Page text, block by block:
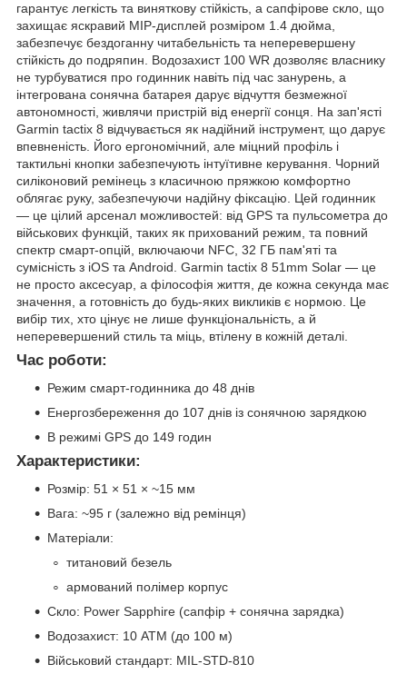
гарантує легкість та виняткову стійкість, а сапфірове скло, що
захищає яскравий MIP-дисплей розміром 1.4 дюйма,
забезпечує бездоганну читабельність та неперевершену
стійкість до подряпин. Водозахист 100 WR дозволяє власнику
не турбуватися про годинник навіть під час занурень, а
інтегрована сонячна батарея дарує відчуття безмежної
автономності, живлячи пристрій від енергії сонця. На зап'ясті
Garmin tactix 8 відчувається як надійний інструмент, що дарує
впевненість. Його ергономічний, але міцний профіль і
тактильні кнопки забезпечують інтуїтивне керування. Чорний
силіконовий ремінець з класичною пряжкою комфортно
облягає руку, забезпечуючи надійну фіксацію. Цей годинник
— це цілий арсенал можливостей: від GPS та пульсометра до
військових функцій, таких як прихований режим, та повний
спектр смарт-опцій, включаючи NFC, 32 ГБ пам'яті та
сумісність з iOS та Android. Garmin tactix 8 51mm Solar — це
не просто аксесуар, а філософія життя, де кожна секунда має
значення, а готовність до будь-яких викликів є нормою. Це
вибір тих, хто цінує не лише функціональність, а й
неперевершений стиль та міць, втілену в кожній деталі.
Час роботи:
Режим смарт-годинника до 48 днів
Енергозбереження до 107 днів із сонячною зарядкою
В режимі GPS до 149 годин
Характеристики:
Розмір: 51 × 51 × ~15 мм
Вага: ~95 г (залежно від ремінця)
Матеріали:
титановий безель
армований полімер корпус
Скло: Power Sapphire (сапфір + сонячна зарядка)
Водозахист: 10 ATM (до 100 м)
Військовий стандарт: MIL-STD-810